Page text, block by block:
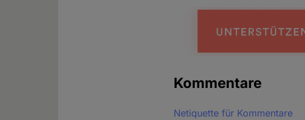
Kommentare
Netiquette für Kommentare